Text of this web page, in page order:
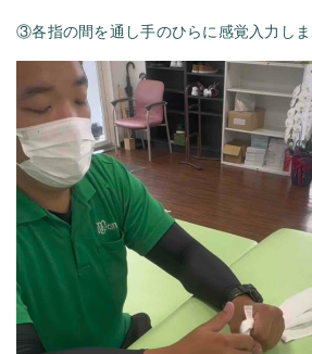
③各指の間を通し手のひらに感覚入力しま